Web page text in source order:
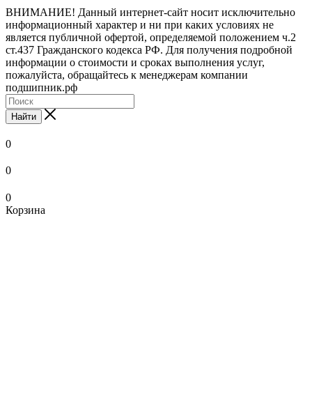
ВНИМАНИЕ! Данный интернет-сайт носит исключительно
информационный характер и ни при каких условиях не
является публичной офертой, определяемой положением ч.2
ст.437 Гражданского кодекса РФ. Для получения подробной
информации о стоимости и сроках выполнения услуг,
пожалуйста, обращайтесь к менеджерам компании
подшипник.рф
Найти
0
0
0
Корзина